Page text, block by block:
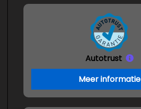
Autotrust
Meer informatie